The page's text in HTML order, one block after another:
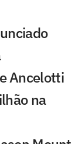
Ancelotti
na